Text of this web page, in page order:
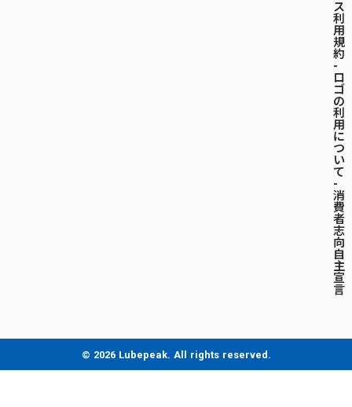
ス
利
用
規
約
-
ロ
ゴ
の
利
用
に
つ
い
て
-
消
費
者
志
向
自
主
宣
言
© 2026 Lubepeak. All rights reserved.